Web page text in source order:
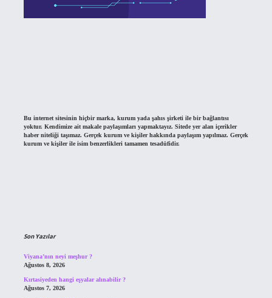
Bu internet sitesinin hiçbir marka, kurum yada şahıs şirketi ile bir bağlantısı
yoktur. Kendimize ait makale paylaşımları yapmaktayız. Sitede yer alan içerikler
haber niteliği taşımaz. Gerçek kurum ve kişiler hakkında paylaşım yapılmaz. Gerçek
kurum ve kişiler ile isim benzerlikleri tamamen tesadüfidir.
Son Yazılar
Viyana’nın neyi meşhur ?
Ağustos 8, 2026
Kırtasiyeden hangi eşyalar alınabilir ?
Ağustos 7, 2026